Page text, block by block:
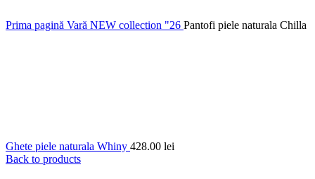
Prima pagină Vară NEW collection "26 Pantofi piele naturala Chilla
Ghete piele naturala Whiny 428.00 lei
Back to products